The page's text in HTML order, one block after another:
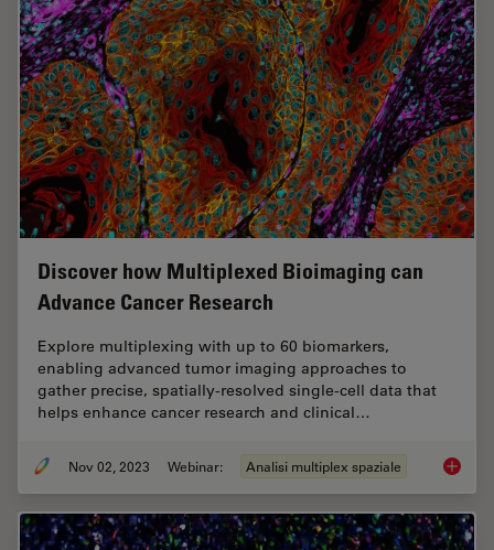
Discover how Multiplexed Bioimaging can
Advance Cancer Research
Explore multiplexing with up to 60 biomarkers,
enabling advanced tumor imaging approaches to
gather precise, spatially-resolved single-cell data that
helps enhance cancer research and clinical…
Nov 02, 2023 Webinar: Analisi multiplex spaziale